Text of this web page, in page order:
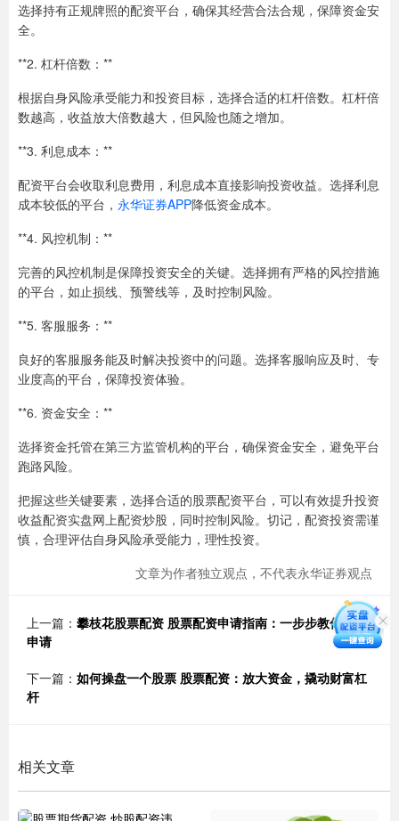
选择持有正规牌照的配资平台，确保其经营合法合规，保障资金安
全。
**2. 杠杆倍数：**
根据自身风险承受能力和投资目标，选择合适的杠杆倍数。杠杆倍
数越高，收益放大倍数越大，但风险也随之增加。
**3. 利息成本：**
配资平台会收取利息费用，利息成本直接影响投资收益。选择利息
成本较低的平台， 永华证券APP降低资金成本。
**4. 风控机制：**
完善的风控机制是保障投资安全的关键。选择拥有严格的风控措施
的平台，如止损线、预警线等，及时控制风险。
**5. 客服服务：**
良好的客服服务能及时解决投资中的问题。选择客服响应及时、专
业度高的平台，保障投资体验。
**6. 资金安全：**
选择资金托管在第三方监管机构的平台，确保资金安全，避免平台
跑路风险。
把握这些关键要素，选择合适的股票配资平台，可以有效提升投资
收益配资实盘网上配资炒股，同时控制风险。切记，配资投资需谨
慎，合理评估自身风险承受能力，理性投资。
文章为作者独立观点，不代表永华证券观点
上一篇： 攀枝花股票配资 股票配资申请指南：一步步教你轻松
申请
下一篇： 如何操盘一个股票 股票配资：放大资金，撬动财富杠
杆
相关文章